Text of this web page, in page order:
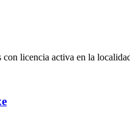
licencia activa en la